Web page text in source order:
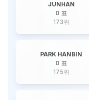
JUNHAN
0 표
173위
PARK HANBIN
0 표
175위